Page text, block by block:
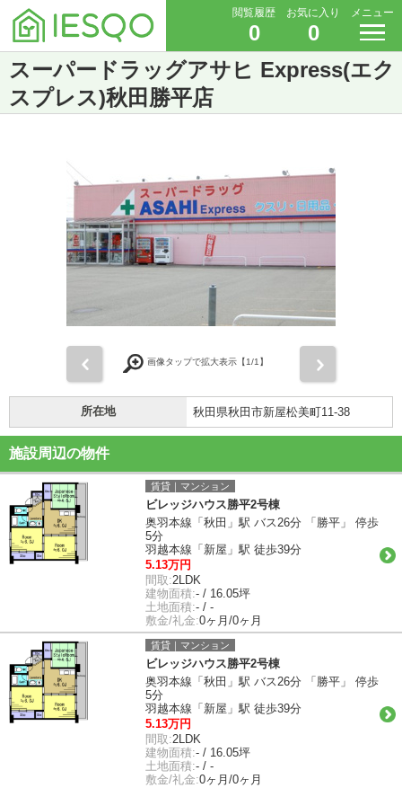
閲覧履歴
0
お気に入り
0
メニュー
スーパードラッグアサヒ Express(エク
スプレス)秋田勝平店
画像タップで拡大表示【1/1】
所在地 秋田県秋田市新屋松美町11-38
施設周辺の物件
賃貸｜マンション
ビレッジハウス勝平2号棟
奥羽本線「秋田」駅 バス26分 「勝平」 停歩
5分
羽越本線「新屋」駅 徒歩39分
5.13万円
間取:2LDK
建物面積:- / 16.05坪
土地面積:- / -
敷金/礼金:0ヶ月/0ヶ月
賃貸｜マンション
ビレッジハウス勝平2号棟
奥羽本線「秋田」駅 バス26分 「勝平」 停歩
5分
羽越本線「新屋」駅 徒歩39分
5.13万円
間取:2LDK
建物面積:- / 16.05坪
土地面積:- / -
敷金/礼金:0ヶ月/0ヶ月